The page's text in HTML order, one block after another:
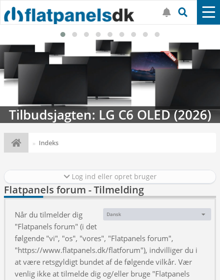
Tilbudsjagten: LG C6 OLED (2026)
Indeks
Log ind eller opret bruger
Flatpanels forum - Tilmelding
Sprog:
Dansk
Når du tilmelder dig
"Flatpanels forum" (i det
følgende "vi", "os", "vores", "Flatpanels forum",
"https://www.flatpanels.dk/flatforum"), indvilliger du i
at være retsgyldigt bundet af de følgende vilkår. Vær
venlig ikke at tilmelde dig og/eller bruge "Flatpanels